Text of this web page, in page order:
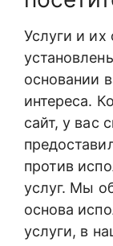
Услуги и
основании
интереса.
сайт, у вас
против
услуг. Мы
основа
услуги, в